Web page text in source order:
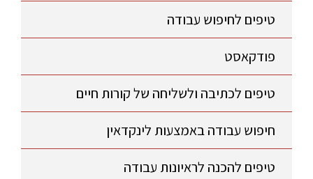
טיפים לחיפוש עבודה
פודקאסט
טיפים לכתיבה ולשליחה של קורות חיים
חיפוש עבודה באמצעות לינקדאין
טיפים להכנה לראיונות עבודה